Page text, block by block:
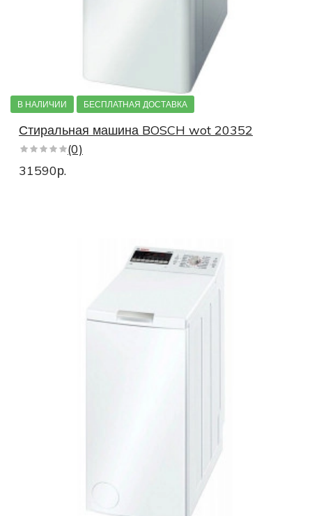
В НАЛИЧИИ БЕСПЛАТНАЯ ДОСТАВКА
Стиральная машина BOSCH wot 20352
(0)
31590р.